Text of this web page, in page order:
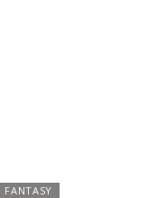
FANTASY